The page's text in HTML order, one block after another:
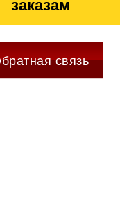
заказам
связь